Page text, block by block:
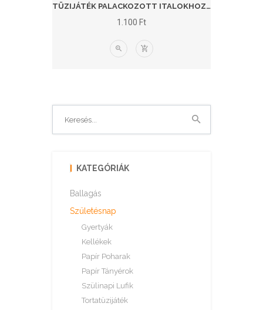
TÜZIJÁTÉK PALACKOZOTT ITALOKHOZ, 12CM, 2DB/CS
1.100 Ft
KATEGÓRIÁK
Ballagás
Születésnap
Gyertyák
Kellékek
Papír Poharak
Papír Tányérok
Szülinapi Lufik
Tortatüzijáték